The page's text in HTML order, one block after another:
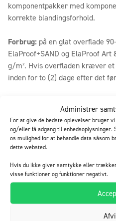
Administrer
For at give de bedste oplevelser bruger
og/eller få adgang til
os mulighed for at behandle data såsom
dette websted.
Hvis du ikke giver samtykke eller
visse funktioner og funktioner negativt.
komponentpakker med
korrekte blandingsforhold.
Forbrug: på en glat overflade
ElaProof+SAND og ElaProof
g/m². Hvis overfladen kræver
inden for to (2) dage efter det
Teknisk
Betjenings- og
Dokumenter